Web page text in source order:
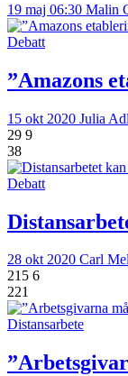
19 maj 06:30 Malin
Debatt
”Amazons
15 okt 2020 Julia
29 9
38
Debatt
28 okt 2020 Carl
215 6
221
Distansarbete